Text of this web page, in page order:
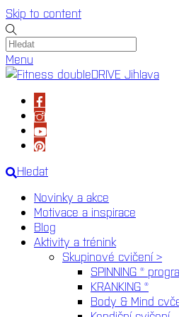
Skip to content
Menu
Hledat
Novinky a akce
Motivace a inspirace
Blog
Aktivity a trénink
Skupinové cvičení >
SPINNING ®
KRANKING ®
Body & Mind